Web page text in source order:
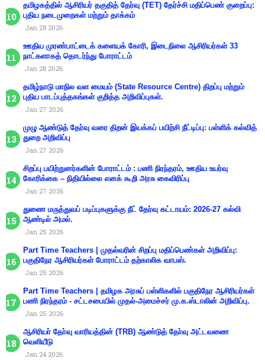
தமிழகத்தில் ஆசிரியர் தகுதித் தேர்வு (TET) தேர்ச்சி மதிப்பெண் குறைப்பு:
புதிய நடைமுறைகள் மற்றும் தாக்கம்
Jan 28 2026
ஊதிய முரண்பாட்டைக் களையக் கோரி, இடைநிலை ஆசிரியர்கள் 33
நாட்களாகத் தொடர்ந்து போராட்டம்
Jan 28 2026
தமிழ்நாடு மாநில வள மையம் (State Resource Centre) திறப்பு மற்றும்
புதிய பாடப்புத்தகங்கள் குறித்த அறிவிப்புகள்.
Jan 27 2026
முழு ஆண்டுத் தேர்வு வரை திறன் இயக்கப் பயிற்சி நீட்டிப்பு: பள்ளிக் கல்வித்
துறை அறிவிப்பு
Jan 27 2026
சிறப்பு பயிற்றுனர்களின் போராட்டம் : பணி நிரந்தரம், ஊதிய உயர்வு
கோரிக்கை – நிதியில்லை எனக் கூறி அரசு கைவிரிப்பு
Jan 27 2026
துணை மருத்துவப் படிப்புகளுக்கு நீட் தேர்வு கட்டாயம்: 2026-27 கல்வி
ஆண்டில் அமல்.
Jan 25 2026
Part Time Teachers | முதல்வரின் சிறப்பு மதிப்பெண்கள் அறிவிப்பு:
பகுதிநேர ஆசிரியர்கள் போராட்டம் தற்காலிக வாபஸ்.
Jan 25 2026
Part Time Teachers | தமிழக அரசுப் பள்ளிகளில் பகுதிநேர ஆசிரியர்கள்
பணி நிரந்தரம் - சட்டசபையில் முதல்-அமைச்சர் மு.க.ஸ்டாலின் அறிவிப்பு.
Jan 25 2026
ஆசிரியா் தோ்வு வாரியத்தின் (TRB) ஆண்டுத் தோ்வு அட்டவணை
வெளியீடு
Jan 24 2026